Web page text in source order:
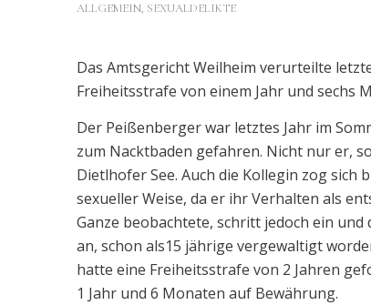
ALLGEMEIN, SEXUALDELIKTE
Das Amtsgericht Weilheim verurteilte
Freiheitsstrafe von einem Jahr und sechs
Der Peißenberger war letztes Jahr im
zum Nacktbaden gefahren. Nicht nur er,
Dietlhofer See. Auch die Kollegin zog sich
sexueller Weise, da er ihr Verhalten als
Ganze beobachtete, schritt jedoch ein
an, schon als15 jährige vergewaltigt
hatte eine Freiheitsstrafe von 2 Jahren
1 Jahr und 6 Monaten auf Bewährung.